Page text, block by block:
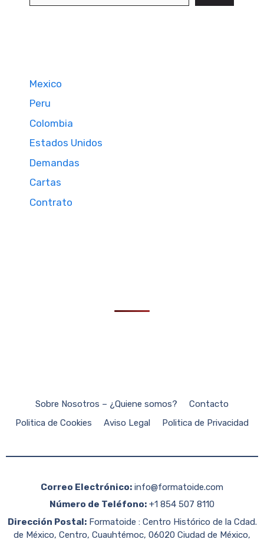
Mexico
Peru
Colombia
Estados Unidos
Demandas
Cartas
Contrato
Sobre Nosotros – ¿Quiene somos?
Contacto
Politica de Cookies
Aviso Legal Politica de Privacidad
Correo Electrónico: info@formatoide.com
Número de Teléfono: +1 854 507 8110
Dirección Postal:Formatoide : Centro Histórico de la Cdad.
de México, Centro, Cuauhtémoc, 06020 Ciudad de México,